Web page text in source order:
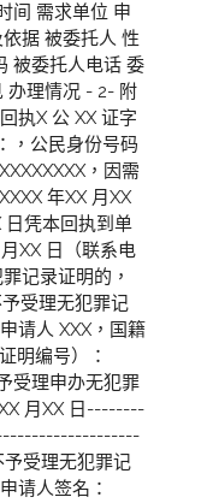
间 需求单位 申
据 被委托人 性
被委托人电话 委
办理情况 - 2- 附
执X 公 XX 证字
，公民身份号码
，因需
年XX 月XX
日凭本回执到单
XX 日（联系电
记录证明的，
受理无犯罪记
请人 XXX，国籍
明编号）：
受理申办无犯罪
月XX 日--------
受理无犯罪记
请人签名：